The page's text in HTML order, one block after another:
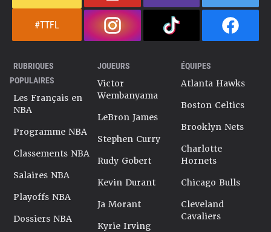
#TTFL
RUBRIQUES
POPULAIRES
Les Français en
NBA
Programme NBA
Classements NBA
Salaires NBA
Playoffs NBA
Dossiers NBA
JOUEURS
Victor
Wembanyama
LeBron James
Stephen Curry
Rudy Gobert
Kevin Durant
Ja Morant
Kyrie Irving
ÉQUIPES
Atlanta Hawks
Boston Celtics
Brooklyn Nets
Charlotte
Hornets
Chicago Bulls
Cleveland
Cavaliers